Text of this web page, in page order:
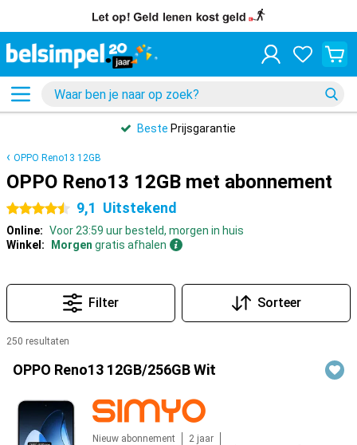
Beste Prijsgarantie
OPPO Reno13 12GB
OPPO Reno13 12GB met abonnement
4.5 sterren 9,1 Uitstekend
Online: Voor 23:59 uur besteld, morgen in huis
Winkel:
Morgen gratis afhalen
Filter Sorteer
250 resultaten
OPPO Reno13 12GB/256GB Wit
Nieuw abonnement
2 jaar